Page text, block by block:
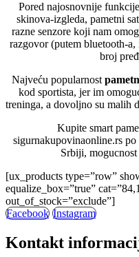
Pored najosnovnije
skinova-izgleda, pametni
razne senzore koji nam
razgovor (putem bluetooth-
broj
Najveću popularnost
kod sportista, jer im
treninga, a dovoljno su malih
Kupite smart
sigurnakupovinaonline.rs
Srbiji,
[ux_products type=”row”
equalize_box=”true”
out_of_stock=”exclude”]
Facebook Instagram
Kontakt